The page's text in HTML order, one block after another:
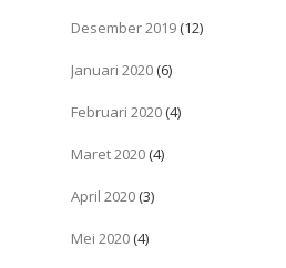
Desember 2019 (12)
Januari 2020 (6)
Februari 2020 (4)
Maret 2020 (4)
April 2020 (3)
Mei 2020 (4)